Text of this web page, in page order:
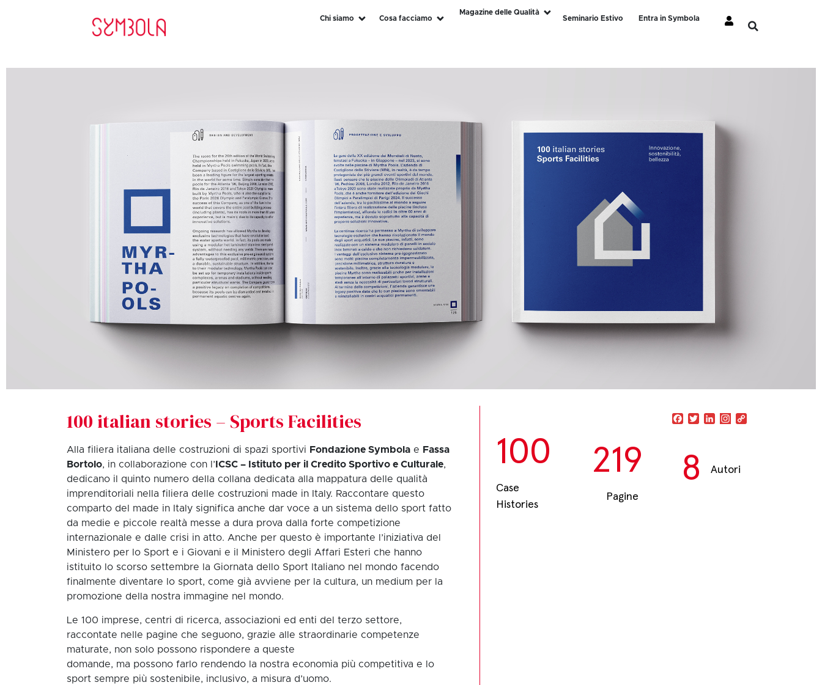
Chi siamo Cosa facciamo
Magazine delle Qualità
Seminario Estivo
Entra in Symbola
100 italian stories – Sports Facilities
Alla filiera italiana delle costruzioni di spazi sportivi Fondazione Symbola e Fassa
Bortolo, in collaborazione con l’ ICSC – Istituto per il Credito Sportivo e Culturale,
dedicano il quinto numero della collana dedicata alla mappatura delle qualità
imprenditoriali nella filiera delle costruzioni made in Italy. Raccontare questo
comparto del made in Italy significa anche dar voce a un sistema dello sport fatto
da medie e piccole realtà messe a dura prova dalla forte competizione
internazionale e dalle crisi in atto. Anche per questo è importante l’iniziativa del
Ministero per lo Sport e i Giovani e il Ministero degli Affari Esteri che hanno
istituito lo scorso settembre la Giornata dello Sport Italiano nel mondo facendo
finalmente diventare lo sport, come già avviene per la cultura, un medium per la
promozione della nostra immagine nel mondo.
Le 100 imprese, centri di ricerca, associazioni ed enti del terzo settore,
raccontate nelle pagine che seguono, grazie alle straordinarie competenze
maturate, non solo possono rispondere a queste
domande, ma possono farlo rendendo la nostra economia più competitiva e lo
sport sempre più sostenibile, inclusivo, a misura d’uomo.
Facebook
TwitterLinkedIn
100
Case
Histories
219
Pagine
8 Autori